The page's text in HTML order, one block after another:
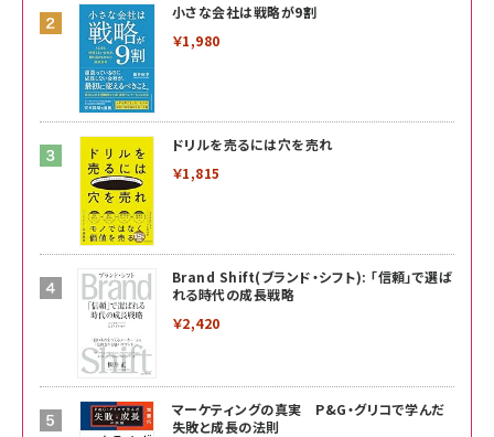
小さな会社は戦略が9割
￥1,980
ドリルを売るには穴を売れ
￥1,815
Brand Shift(ブランド・シフト): 「信頼」で選ば
れる時代の成長戦略
￥2,420
マーケティングの真実 P&G・グリコで学んだ
失敗と成長の法則